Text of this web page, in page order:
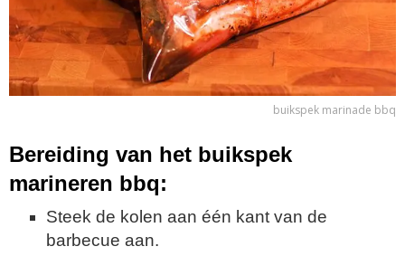
buikspek marinade bbq
Bereiding van het buikspek
marineren bbq:
Steek de kolen aan één kant van de
barbecue aan.